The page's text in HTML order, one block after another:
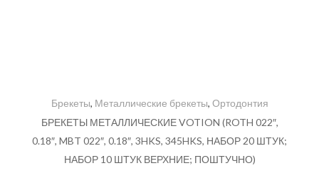
Брекеты, Металлические брекеты, Ортодонтия
БРЕКЕТЫ МЕТАЛЛИЧЕСКИЕ VOTION (ROTH 022″,
0.18″, MBT 022″, 0.18″, 3HKS, 345HKS, НАБОР 20 ШТУК;
НАБОР 10 ШТУК ВЕРХНИЕ; ПОШТУЧНО)